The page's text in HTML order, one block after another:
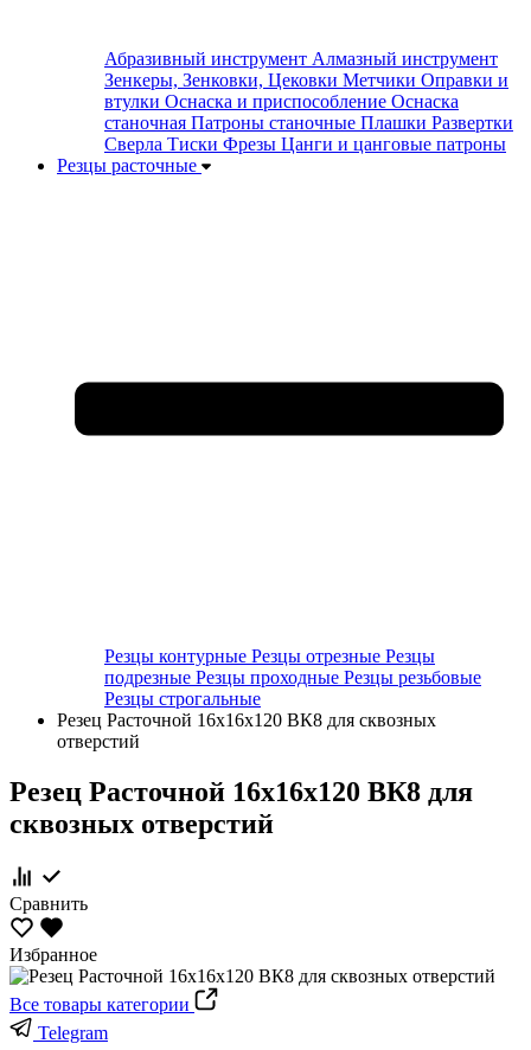
Абразивный инструмент Алмазный инструмент
Зенкеры, Зенковки, Цековки Метчики Оправки и
втулки Оснаска и приспособление Оснаска
станочная Патроны станочные Плашки Развертки
Сверла Тиски Фрезы Цанги и цанговые патроны
Резцы расточные
Резцы контурные Резцы отрезные Резцы
подрезные Резцы проходные Резцы резьбовые
Резцы строгальные
Резец Расточной 16х16х120 ВК8 для сквозных
отверстий
Резец Расточной 16х16х120 ВК8 для
сквозных отверстий
Сравнить
Избранное
Все товары категории
Telegram